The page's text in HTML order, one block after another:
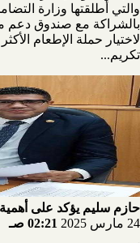
والتي أطلقتها وزارة
بالشراكة مع صندوق دعم
لاختيار حملة الإطعام
تكريم...
حازم سليم يؤكد على
24 مارس 2025
02:21 صـ